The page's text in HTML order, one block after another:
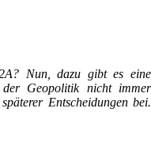
Nun, dazu gibt es eine
der Geopolitik nicht immer
Entscheidungen bei.